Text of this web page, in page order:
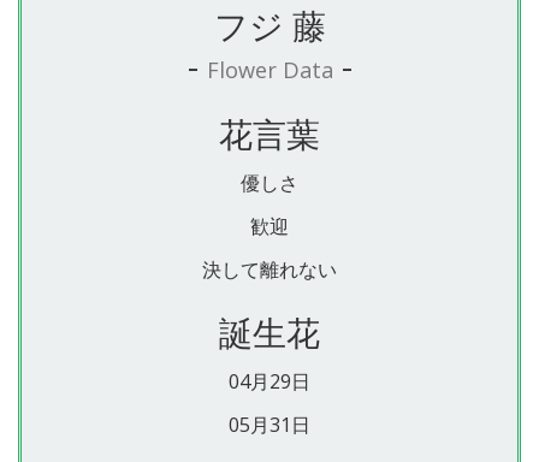
フジ 藤
- Flower Data -
花言葉
優しさ
歓迎
決して離れない
誕生花
04月29日
05月31日